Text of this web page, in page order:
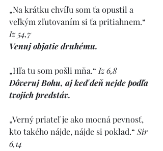
„Na krátku chvíľu som ťa opustil a
veľkým zľutovaním si ťa pritiahnem.“
Iz 54,7
Venuj objatie druhému.
„Hľa tu som pošli mňa.“ Iz 6,8
Dôveruj Bohu, aj keď deň nejde podľa
tvojich predstáv.
„Verný priateľ je ako mocná pevnosť,
kto takého nájde, nájde si poklad.“ Sir
6,14